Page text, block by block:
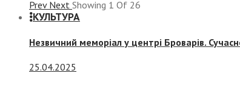
Prev Next Showing 1 Of 26
КУЛЬТУРА
Незвичний меморіал у центрі Броварів.
25.04.2025